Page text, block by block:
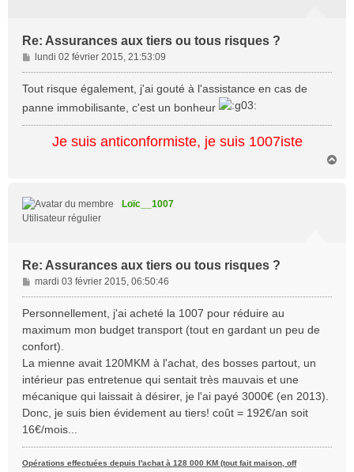
Re: Assurances aux tiers ou tous risques ?
M
e
s
a
g
lundi 02 février 2015, 21:53:09
Tout risque également, j'ai gouté à l'assistance en cas de
panne immobilisante, c'est un bonheur
Je suis anticonformiste, je suis 1007iste
Loïc__1007
Utilisateur régulier
Re: Assurances aux tiers ou tous risques ?
M
e
s
g
e
mardi 03 février 2015, 06:50:46
Personnellement, j'ai acheté la 1007 pour réduire au
maximum mon budget transport (tout en gardant un peu de
confort).
La mienne avait 120MKM à l'achat, des bosses partout, un
intérieur pas entretenue qui sentait très mauvais et une
mécanique qui laissait à désirer, je l'ai payé 3000€ (en 2013).
Donc, je suis bien évidement au tiers! coût = 192€/an soit
16€/mois...
Opérations effectuées depuis l'achat à 128 000 KM (tout fait maison, off